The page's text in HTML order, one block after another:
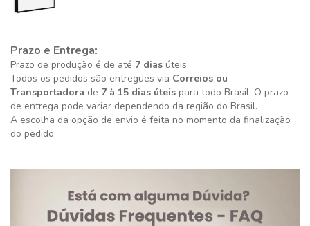
Prazo e Entrega:
Prazo de produção é de até 7 dias úteis.
Todos os pedidos são entregues via Correios ou
Transportadora de 7 à 15 dias úteis para todo Brasil. O prazo
de entrega pode variar dependendo da região do Brasil.
A escolha da opção de envio é feita no momento da finalização
do pedido.